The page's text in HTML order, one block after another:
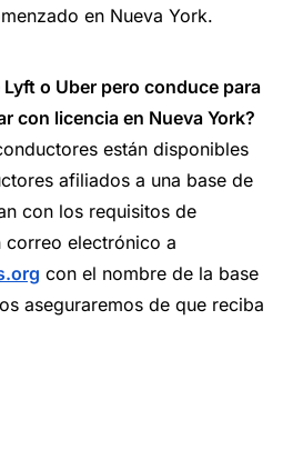
en Nueva York.
o Uber pero conduce para
con licencia en Nueva York?
están disponibles
afiliados a una base de
con los requisitos de
correo electrónico a
con el nombre de la base
aseguraremos de que reciba